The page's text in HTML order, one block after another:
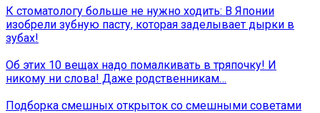
К стоматологу больше не нужно ходить: В Японии
изобрели зубную пасту, которая заделывает дырки в
зубах!
Об этих 10 вещах надо помалкивать в тряпочку! И
никому ни слова! Даже родственникам…
Подборка смешных открыток со смешными советами